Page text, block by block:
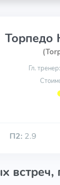
Торпедо
Гл.
П2: 2.9
встреч,